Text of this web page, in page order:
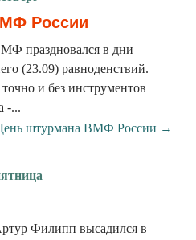
России
праздновался в дни
(23.09) равноденствий.
и без инструментов
-...
штурмана ВМФ России →
Филипп высадился в